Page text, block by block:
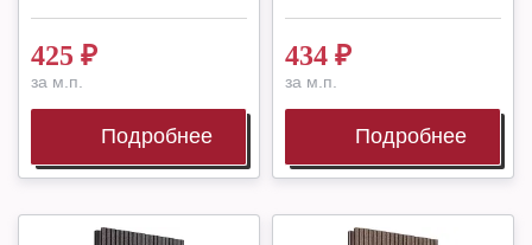
425 ₽
за м.п.
Подробнее
434 ₽
за м.п.
Подробнее